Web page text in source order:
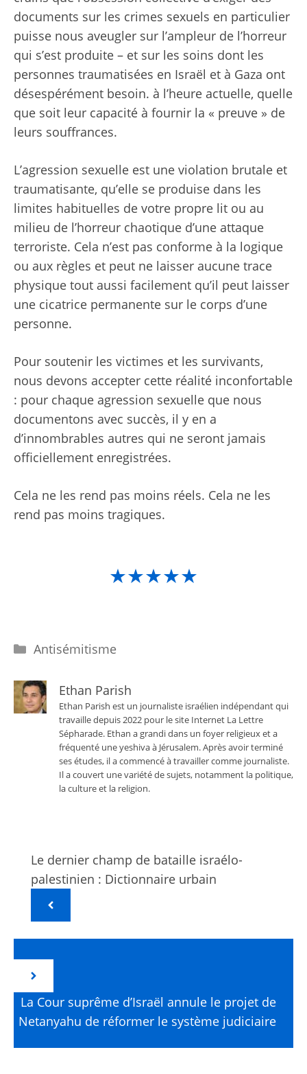
documents sur les crimes sexuels en particulier
puisse nous aveugler sur l’ampleur de l’horreur
qui s’est produite – et sur les soins dont les
personnes traumatisées en Israël et à Gaza ont
désespérément besoin. à l’heure actuelle, quelle
que soit leur capacité à fournir la « preuve » de
leurs souffrances.
L’agression sexuelle est une violation brutale et
traumatisante, qu’elle se produise dans les
limites habituelles de votre propre lit ou au
milieu de l’horreur chaotique d’une attaque
terroriste. Cela n’est pas conforme à la logique
ou aux règles et peut ne laisser aucune trace
physique tout aussi facilement qu’il peut laisser
une cicatrice permanente sur le corps d’une
personne.
Pour soutenir les victimes et les survivants,
nous devons accepter cette réalité inconfortable
: pour chaque agression sexuelle que nous
documentons avec succès, il y en a
d’innombrables autres qui ne seront jamais
officiellement enregistrées.
Cela ne les rend pas moins réels. Cela ne les
rend pas moins tragiques.
★★★★★
Catégories
Antisémitisme
Ethan Parish
Ethan Parish est un journaliste israélien indépendant qui
travaille depuis 2022 pour le site Internet La Lettre
Sépharade. Ethan a grandi dans un foyer religieux et a
fréquenté une yeshiva à Jérusalem. Après avoir terminé
ses études, il a commencé à travailler comme journaliste.
Il a couvert une variété de sujets, notamment la politique,
la culture et la religion.
Le dernier champ de bataille israélo-
palestinien : Dictionnaire urbain
La Cour suprême d’Israël annule le projet de
Netanyahu de réformer le système judiciaire